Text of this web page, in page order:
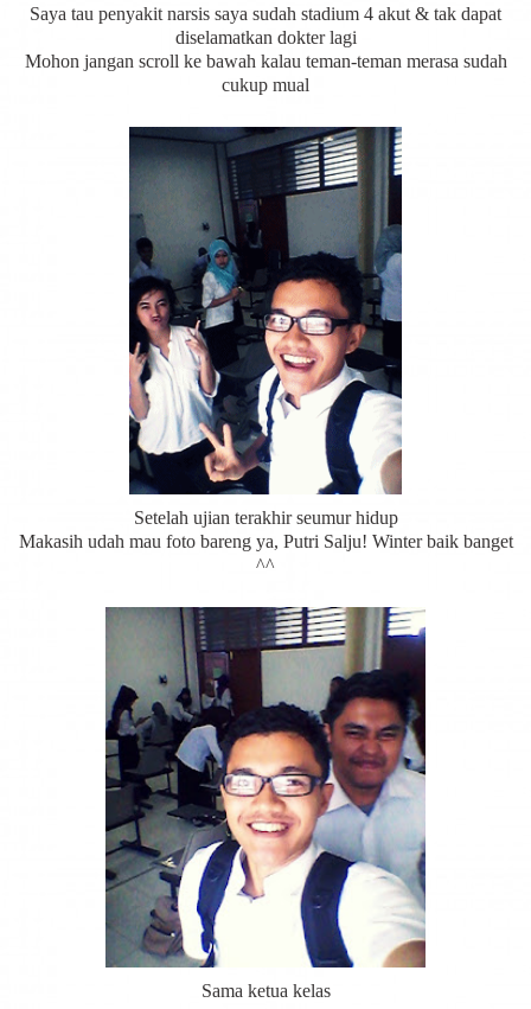
Saya tau penyakit narsis saya sudah stadium 4 akut & tak dapat
diselamatkan dokter lagi
Mohon jangan scroll ke bawah kalau teman-teman merasa sudah
cukup mual
Setelah ujian terakhir seumur hidup
Makasih udah mau foto bareng ya, Putri Salju! Winter baik banget
^^
Sama ketua kelas